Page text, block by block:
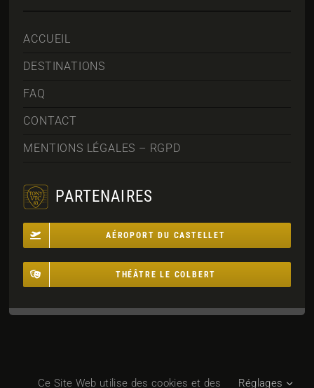
ACCUEIL
DESTINATIONS
FAQ
CONTACT
MENTIONS LÉGALES – RGPD
PARTENAIRES
AÉROPORT DU CASTELLET
THÉÂTRE LE COLBERT
Ce Site Web utilise des cookies et des Réglages